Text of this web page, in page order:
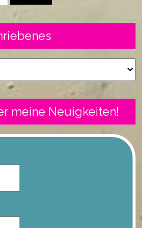
meine Neuigkeiten!